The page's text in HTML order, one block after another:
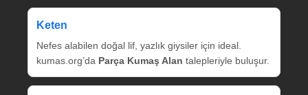
Keten
Nefes alabilen doğal lif, yazlık giysiler için ideal.
kumas.org’da Parça Kumaş Alan talepleriyle buluşur.